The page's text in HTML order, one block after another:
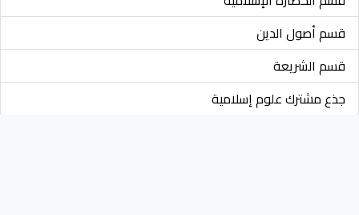
قسم أصول الدين
قسم الشريعة
جذع مشترك علوم إسلامية